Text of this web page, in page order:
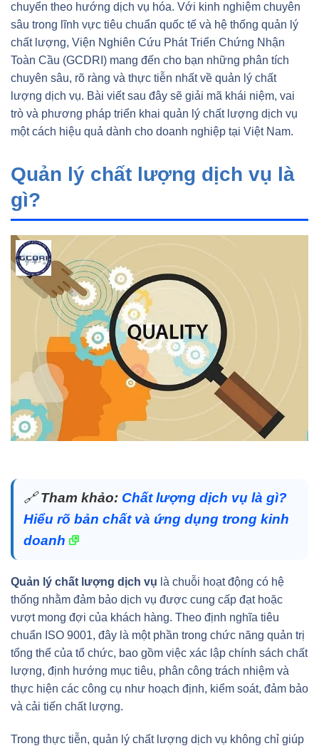
chuyển theo hướng dịch vụ hóa. Với kinh nghiệm chuyên
sâu trong lĩnh vực tiêu chuẩn quốc tế và hệ thống quản lý
chất lượng, Viện Nghiên Cứu Phát Triển Chứng Nhận
Toàn Cầu (GCDRI) mang đến cho bạn những phân tích
chuyên sâu, rõ ràng và thực tiễn nhất về quản lý chất
lượng dịch vụ. Bài viết sau đây sẽ giải mã khái niệm, vai
trò và phương pháp triển khai quản lý chất lượng dịch vụ
một cách hiệu quả dành cho doanh nghiệp tại Việt Nam.
Quản lý chất lượng dịch vụ là
gì?
🔗Tham khảo: Chất lượng dịch vụ là gì?
Hiểu rõ bản chất và ứng dụng trong kinh
doanh
Quản lý chất lượng dịch vụ là chuỗi hoạt động có hệ
thống nhằm đảm bảo dịch vụ được cung cấp đạt hoặc
vượt mong đợi của khách hàng. Theo định nghĩa tiêu
chuẩn ISO 9001, đây là một phần trong chức năng quản trị
tổng thể của tổ chức, bao gồm việc xác lập chính sách chất
lượng, định hướng mục tiêu, phân công trách nhiệm và
thực hiện các công cụ như hoạch định, kiểm soát, đảm bảo
và cải tiến chất lượng.
Trong thực tiễn, quản lý chất lượng dịch vụ không chỉ giúp